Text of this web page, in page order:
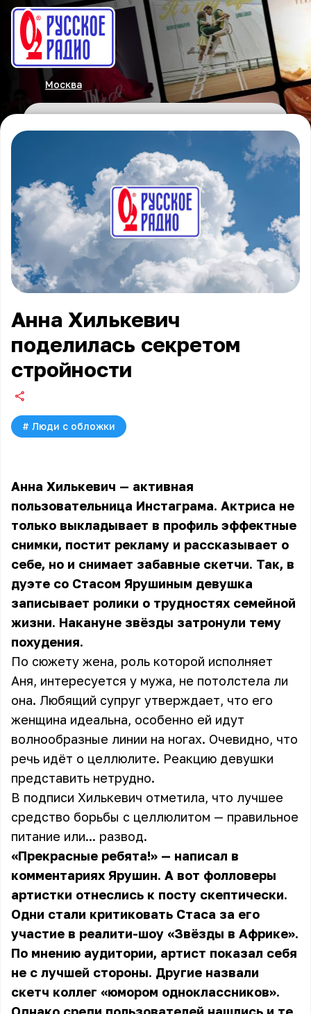
Москва
Анна Хилькевич
поделилась секретом
стройности
# Люди с обложки
Анна Хилькевич — активная
пользовательница Инстаграма. Актриса не
только выкладывает в профиль эффектные
снимки, постит рекламу и рассказывает о
себе, но и снимает забавные скетчи. Так, в
дуэте со Стасом Ярушиным девушка
записывает ролики о трудностях семейной
жизни. Накануне звёзды затронули тему
похудения.
По сюжету жена, роль которой исполняет
Аня, интересуется у мужа, не потолстела ли
она. Любящий супруг утверждает, что его
женщина идеальна, особенно ей идут
волнообразные линии на ногах. Очевидно, что
речь идёт о целлюлите. Реакцию девушки
представить нетрудно.
В подписи Хилькевич отметила, что лучшее
средство борьбы с целлюлитом — правильное
питание или... развод.
«Прекрасные ребята!» — написал в
комментариях Ярушин. А вот фолловеры
артистки отнеслись к посту скептически.
Одни стали критиковать Стаса за его
участие в реалити-шоу «Звёзды в Африке».
По мнению аудитории, артист показал себя
не с лучшей стороны. Другие назвали
скетч коллег «юмором одноклассников».